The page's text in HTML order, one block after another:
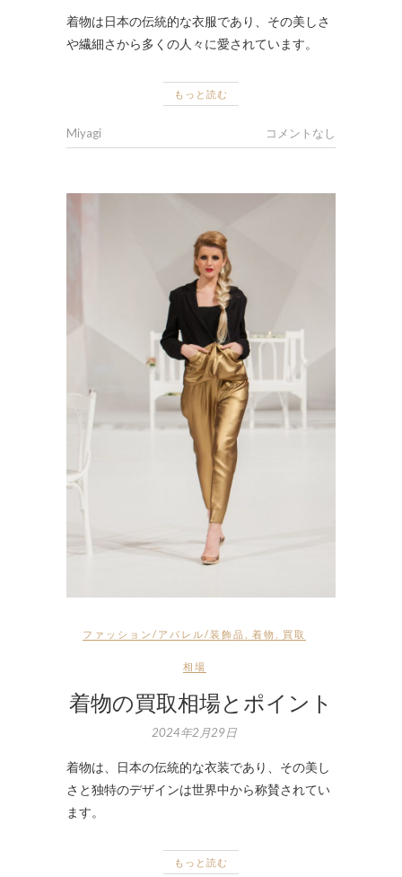
着物は日本の伝統的な衣服であり、その美しさ
や繊細さから多くの人々に愛されています。
もっと読む
Miyagi コメントなし
ファッション/アパレル/装飾品 着物 買取
相場
着物の買取相場とポイント
2024年2月29日
着物は、日本の伝統的な衣装であり、その美し
さと独特のデザインは世界中から称賛されてい
ます。
もっと読む